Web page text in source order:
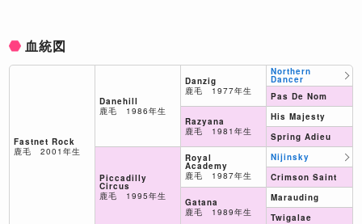
血統図
Fastnet Rock
鹿毛 2001年生
Danehill
鹿毛 1986年生
Piccadilly
Circus
鹿毛 1995年生
Danzig
鹿毛 1977年生
Razyana
鹿毛 1981年生
Royal
Academy
鹿毛 1987年生
Gatana
鹿毛 1989年生
Northern
Dancer
Pas De Nom
His Majesty
Spring Adieu
Nijinsky
Crimson Saint
Marauding
Twigalae